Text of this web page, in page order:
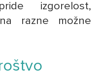
izgorelost,
razne možne